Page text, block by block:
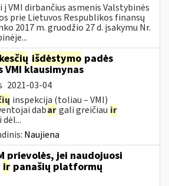
VMI dirbančius asmenis Valstybinės
prie Lietuvos Respublikos finansų
2017 m. gruodžio 27 d. įsakymu Nr.
išdėstymo padės
klausimynas
2021-03-04
inspekcija (toliau – VMI)
dabargali greičiau ir
Naujiena
prievolės, jei naudojuosi
ir panašių platformų